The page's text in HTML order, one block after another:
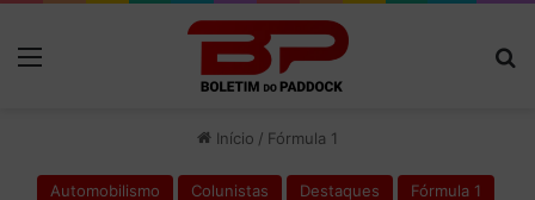
Início / Fórmula 1
Automobilismo Colunistas Destaques
Fórmula 1